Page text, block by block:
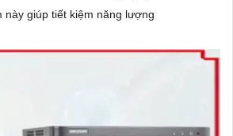
này giúp tiết kiệm năng lượng